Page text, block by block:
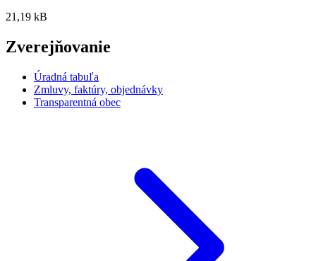
21,19 kB
Zverejňovanie
Úradná tabuľa
Zmluvy, faktúry, objednávky
Transparentná obec